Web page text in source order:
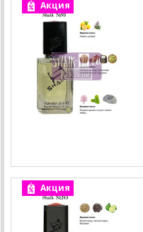
Акция
Акция